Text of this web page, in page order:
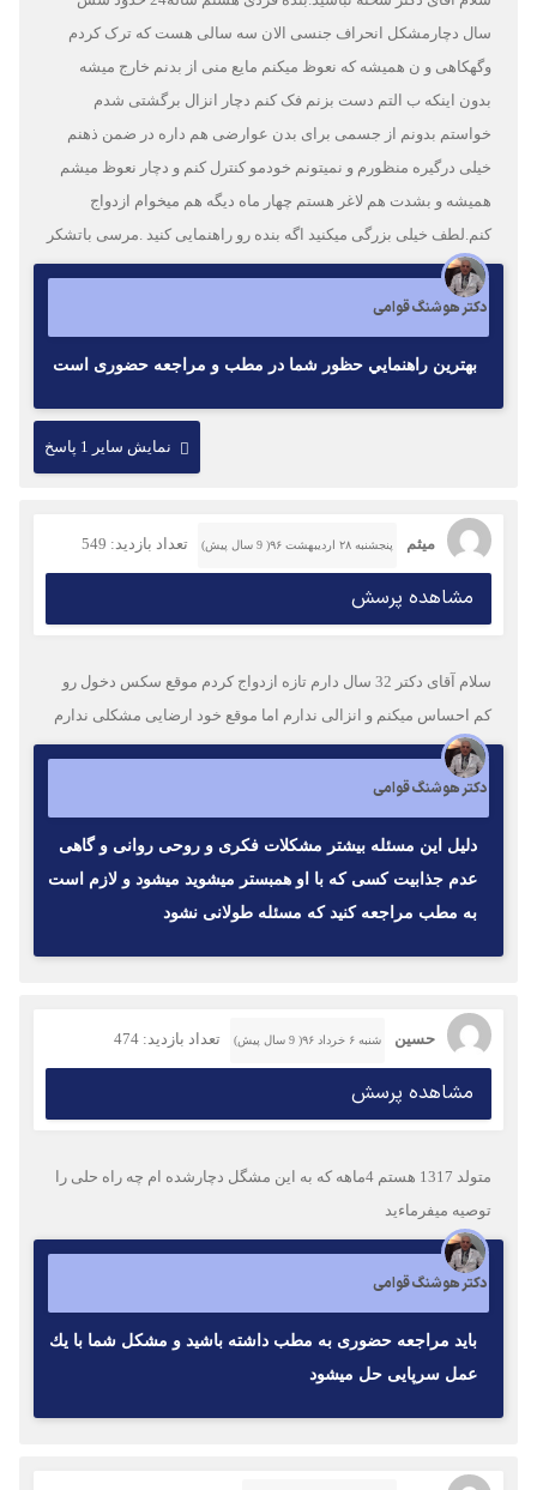
سال دچارمشکل انحراف جنسی الان سه سالی هست که ترک کردم
وگهکاهی و ن همیشه که نعوظ میکنم مایع منی از بدنم خارج میشه
بدون اینکه ب التم دست بزنم فک کنم دچار انزال برگشتی شدم
خواستم بدونم از جسمی برای بدن عوارضی هم داره در ضمن ذهنم
خیلی درگیره منظورم و نمیتونم خودمو کنترل کنم و دچار نعوظ میشم
همیشه و بشدت هم لاغر هستم چهار ماه دیگه هم میخوام ازدواج
کنم.لطف خیلی بزرگی میکنید اگه بنده رو راهنمایی کنید .مرسی باتشکر
دکتر هوشنگ قوامی
بهترين راهنمايي حظور شما در مطب و مراجعه حضورى است
نمایش سایر 1 پاسخ
میثم پنجشنبه ۲۸ اردیبهشت ۹۶( 9 سال پیش) تعداد بازدید: 549
مشاهده پرسش
سلام آقای دکتر 32 سال دارم تازه ازدواج کردم موقع سکس دخول رو
کم احساس میکنم و انزالی ندارم اما موقع خود ارضایی مشکلی ندارم
دکتر هوشنگ قوامی
دلیل این مسئله بیشتر مشکلات فکری و روحی روانی و گاهی
عدم جذابیت کسی که با او همبستر میشوید میشود و لازم است
به مطب مراجعه کنید که مسئله طولانی نشود
حسین شنبه ۶ خرداد ۹۶( 9 سال پیش) تعداد بازدید: 474
مشاهده پرسش
متولد 1317 هستم 4ماهه که به این مشگل دچارشده ام چه راه حلی را
توصیه میفرماءید
دکتر هوشنگ قوامی
بايد مراجعه حضورى به مطب داشته باشيد و مشكل شما با يك
عمل سرپايى حل ميشود